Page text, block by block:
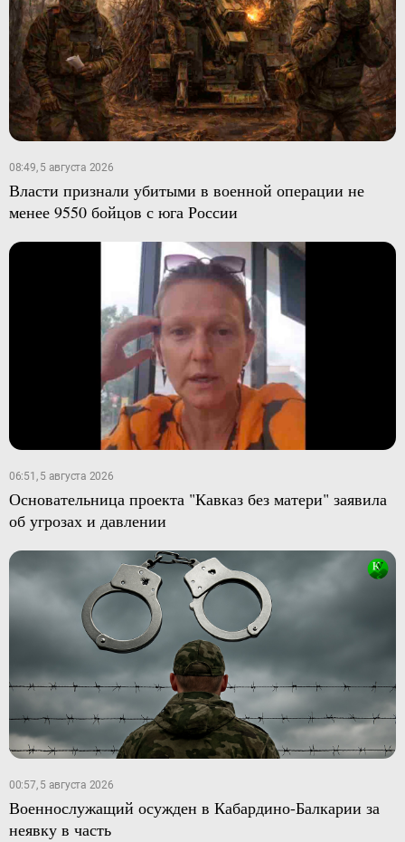
08:49, 5 августа 2026
Власти признали убитыми в военной операции не
менее 9550 бойцов с юга России
06:51, 5 августа 2026
Основательница проекта "Кавказ без матери" заявила
об угрозах и давлении
00:57, 5 августа 2026
Военнослужащий осужден в Кабардино-Балкарии за
неявку в часть